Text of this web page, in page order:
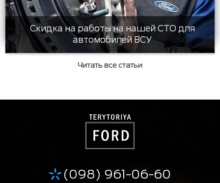
Скидка на работы на нашей СТО для
автомобилей ВСУ
Читать все статьи
(098) 961-06-60